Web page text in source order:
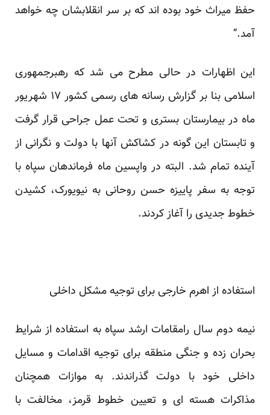
حفظ میراث خود بوده اند که بر سر انقلابشان چه خواهد
آمد.”
این اظهارات در حالی مطرح می شد که رهبرجمهوری
اسلامی بنا بر گزارش رسانه ‌های رسمی کشور ۱۷ شهریور
ماه در بیمارستان بستری و تحت عمل جراحی قرار گرفت
و تابستان این گونه در کشاکش آنها با دولت و نگرانی از
آینده تمام شد. البته در واپسین ماه فرماندهان سپاه با
توجه به سفر پاییزه حسن روحانی به نیویورک، کشیدن
خطوط جدیدی را آغاز کردند.
استفاده از اهرم خارجی برای توجیه مشکل داخلی
نیمه دوم سال رامقامات ارشد سپاه به استفاده از شرایط
بحران زده و جنگی منطقه برای توجیه اقدامات و مسایل
داخلی خود با دولت گذراندند. به موازات همچنان
مذاکرات هسته ای و تعیین خطوط قرمز، مخالفت با